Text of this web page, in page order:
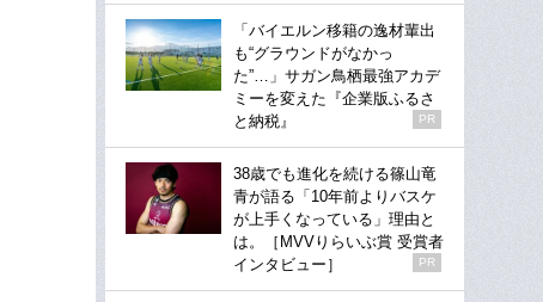
「バイエルン移籍の逸材輩出
も“グラウンドがなかっ
た”…」サガン鳥栖最強アカデ
ミーを変えた『企業版ふるさ
と納税』
PR
38歳でも進化を続ける篠山竜
青が語る「10年前よりバスケ
が上手くなっている」理由と
は。［MVVりらいぶ賞 受賞者
インタビュー］
PR